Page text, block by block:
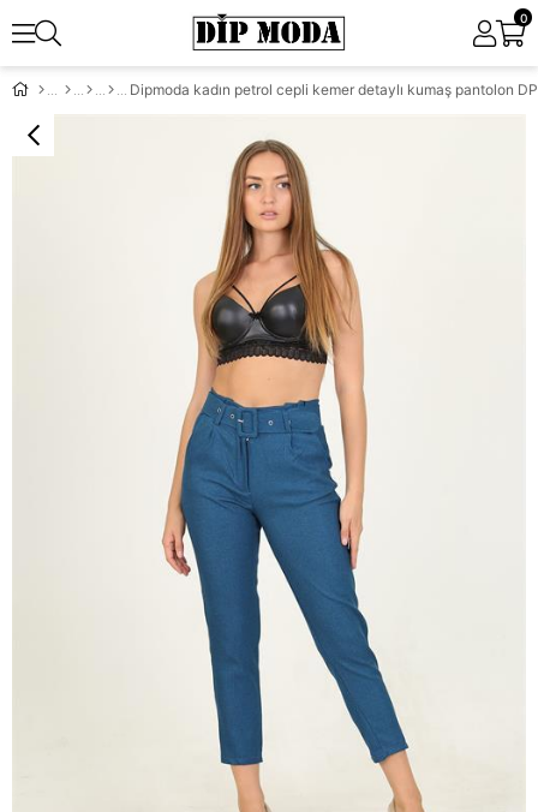
0
Dipmoda kadın petrol cepli kemer detaylı kumaş pantolon